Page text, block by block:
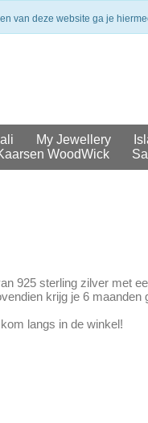
Uit voorraad geleverd
My Jewellery
WoodWick
925 sterling zilver met
krijg je 6 maanden
langs in de winkel!
van deze website ga je